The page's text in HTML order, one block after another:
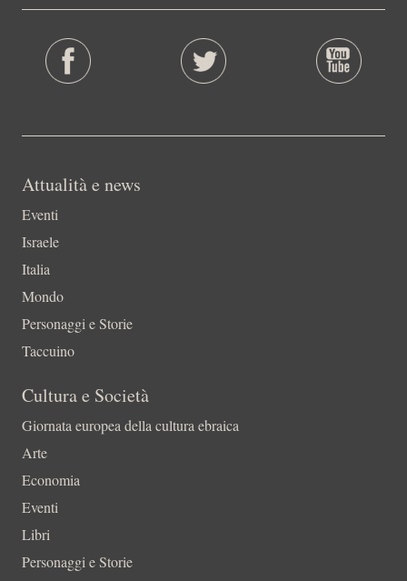
Attualità e news
Eventi
Israele
Italia
Mondo
Personaggi e Storie
Taccuino
Cultura e Società
Giornata europea della cultura ebraica
Arte
Economia
Eventi
Libri
Personaggi e Storie